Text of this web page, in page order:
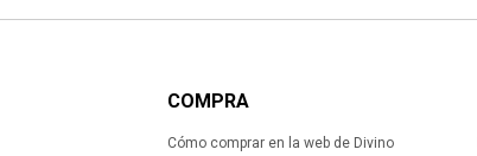
COMPRA
Cómo comprar en la web de Divino